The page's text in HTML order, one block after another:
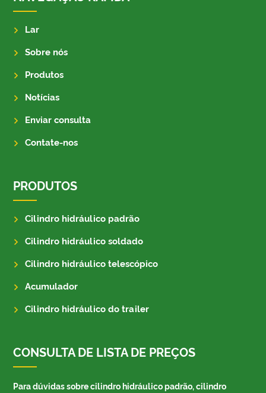
Lar
Sobre nós
Produtos
Notícias
Enviar consulta
Contate-nos
PRODUTOS
Cilindro hidráulico padrão
Cilindro hidráulico soldado
Cilindro hidráulico telescópico
Acumulador
Cilindro hidráulico do trailer
CONSULTA DE LISTA DE PREÇOS
Para dúvidas sobre cilindro hidráulico padrão, cilindro